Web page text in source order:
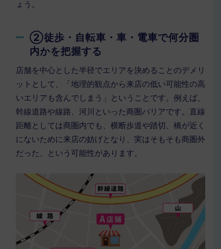
ょう。
②徒歩・自転車・車・電車で何分圏
内かを把握する
店舗を中心とした半径でエリアを決めることのデメリ
ットとして、「地理的観点から来店の低い可能性の高
いエリアも含んでしまう」ということです。例えば、
幹線道路や線路、河川といった商圏バリアです。直線
距離としては商圏内でも、横断歩道や踏切、橋が近く
にないために来店の妨げとなり、実はそもそも商圏外
だった、という可能性があります。